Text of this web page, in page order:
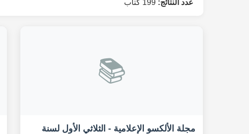
عدد النتائج:
📚
مجلة الألكسو الإعلامية - الثلاثي الأول لسنة